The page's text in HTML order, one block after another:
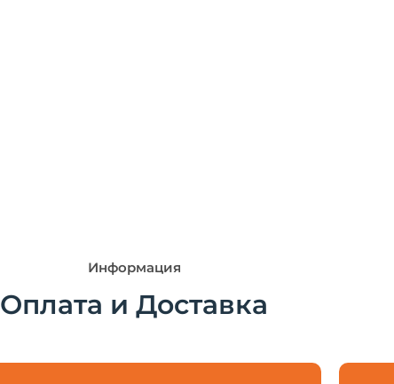
Информация
Оплата и Доставка